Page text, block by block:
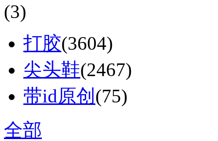
(3)
打胶(3604)
尖头鞋(2467)
带id原创(75)
全部